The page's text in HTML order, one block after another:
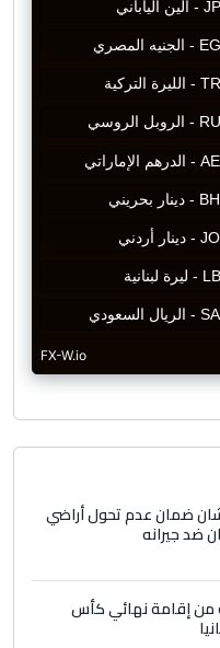
ضمان عدم تحول أراضي
ضد جيرانه
من إقامة نهائي كأس